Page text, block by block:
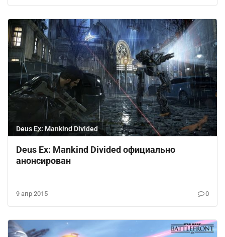
Deus Ex: Mankind Divided
Deus Ex: Mankind Divided официально
анонсирован
9 апр 2015 0